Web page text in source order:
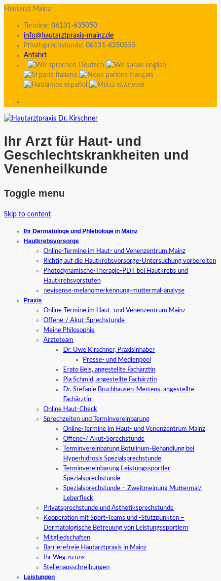
Hautarzt Mainz
Termine: 06131-635050
info@hautarztpraxis-mainz.de
Privatsprechstunde: 06131-6350555
Anfahrt
Ihr Arzt für Haut- und
Geschlechtskrankheiten und
Venenheilkunde
Toggle menu
Skip to content
Ihr Dermatologe und Phlebologe in Mainz
Hautkrebsvorsorge
Online-Termine im Haut- und Venenzentrum Mainz
Richtig auf die Hautkrebsvorsorge-Untersuchung vorbereiten
Photodynamische-Therapie-PDT bei Hautkrebs und
Hautkrebsvorstufen
nevisense-melanomerkennung-muttermal-analyse
Praxis
Online-Termine im Haut- und Venenzentrum Mainz
Offene-/ Akut-Sprechstunde
Meine Philosophie
Ärzteteam
Dr. Uwe Kirschner, Praxisinhaber
Presse- und Medienpool
Erato Beis, angestellte Fachärztin
Pia Schmid, angestellte Fachärztin
Dr. Stefanie Bruchhausen-Mertens, angestellte
Fachärztin
Online Haut-Check
Sprechzeiten und Terminvereinbarung
Online-Termine im Haut- und Venenzentrum Mainz
Offene-/ Akut-Sprechstunde
Terminvereinbarung Botulinum-Behandlung bei
Hyperhidrosis Spezialsprechstunde
Terminvereinbarung Leistungssportler
Spezialsprechstunde
Spezialsprechstunde – Zweitmeinung Muttermal/
Leberfleck
Privatsprechstunde und Ästhetiksprechstunde
Kooperation mit Sport-Teams und -Stützpunkten –
Dermatologische Betreuung von Leistungssportlern
Mitgliedschaften
Barrierefreie Hautarztpraxis in Mainz
Ihr Weg zu uns
Stellenausschreibungen
Leistungen